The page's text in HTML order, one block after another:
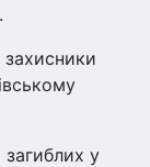
захисники
у